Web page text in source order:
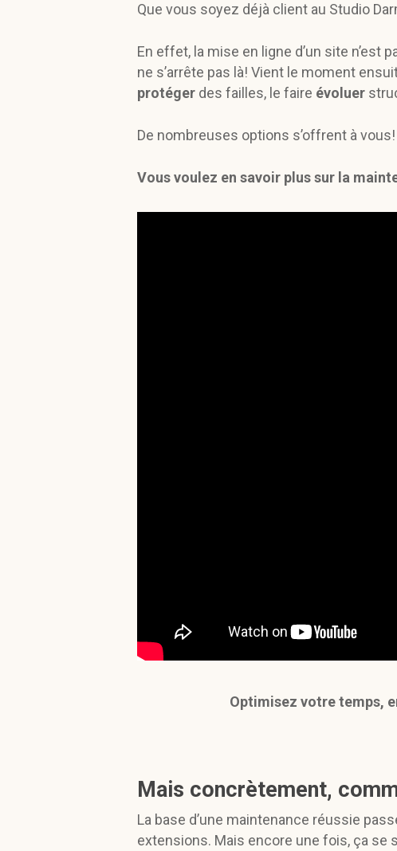
Que vous soyez déjà client au Studio
En effet, la mise en ligne d’un site n’est
ne s’arrête pas là! Vient le moment
protéger des failles, le faire évoluer
De nombreuses options s’offrent à
Vous voulez en savoir plus sur la
Optimisez votre temps,
Mais concrètement,
La base d’une maintenance réussie
extensions. Mais encore une fois, ça se